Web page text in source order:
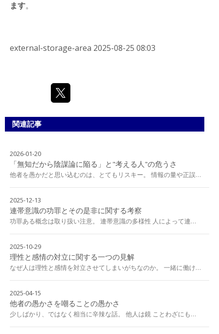
ます。
external-storage-area 2025-08-25 08:03
関連記事
2026-01-20
「無知だから陰謀論に陥る」と"考える人"の危うさ
他者を愚かだと思い込むのは、とてもリスキー。 情報の量や正誤…
2025-12-13
連帯意識の功罪とその是非に関する考察
功罪ある概念は取り扱い注意。 連帯意識の多様性 人によって連…
2025-10-29
理性と感情の対立に関する一つの見解
なぜ人は理性と感情を対立させてしまいがちなのか。 一緒に働け…
2025-04-15
他者の愚かさを嘲ることの愚かさ
少しばかり、ではなく相当に辛辣な話。 他人は鏡 ことわざにも…